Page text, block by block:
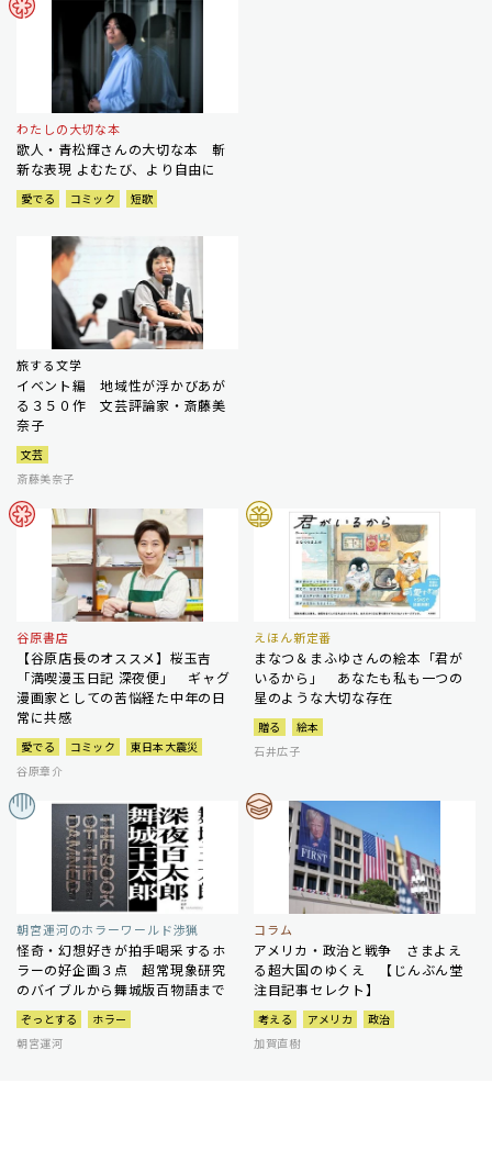
わたしの大切な本
歌人・青松輝さんの大切な本 斬
新な表現 よむたび、より自由に
愛でる コミック 短歌
旅する文学
イベント編 地域性が浮かびあが
る３５０作 文芸評論家・斎藤美
奈子
文芸
斎藤美奈子
谷原書店
【谷原店長のオススメ】桜玉吉
「満喫漫玉日記 深夜便」 ギャグ
漫画家としての苦悩経た中年の日
常に共感
愛でる コミック
東日本大震災
谷原章介
えほん新定番
まなつ＆まふゆさんの絵本「君が
いるから」 あなたも私も一つの
星のような大切な存在
贈る
絵本
石井広子
朝宮運河のホラーワールド渉猟
怪奇・幻想好きが拍手喝采するホ
ラーの好企画３点 超常現象研究
のバイブルから舞城版百物語まで
ぞっとする
ホラー
朝宮運河
コラム
アメリカ・政治と戦争 さまよえ
る超大国のゆくえ 【じんぶん堂
注目記事セレクト】
考える アメリカ
政治
加賀直樹